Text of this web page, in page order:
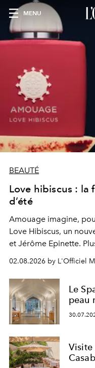
MENU
BEAUTÉ
Love hibiscus : la
d’été
Amouage imagine,
Love Hibiscus, un
et Jérôme Epinette.
à fait irrésistible.
02.08.2026 by L'Officiel
Le
peau
Visite